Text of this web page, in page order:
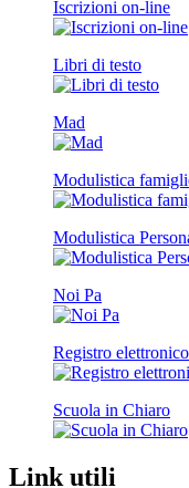
Iscrizioni on-line
Libri di testo
Mad
Modulistica
Modulistica
Noi Pa
Registro elettronico
Scuola in Chiaro
Link utili